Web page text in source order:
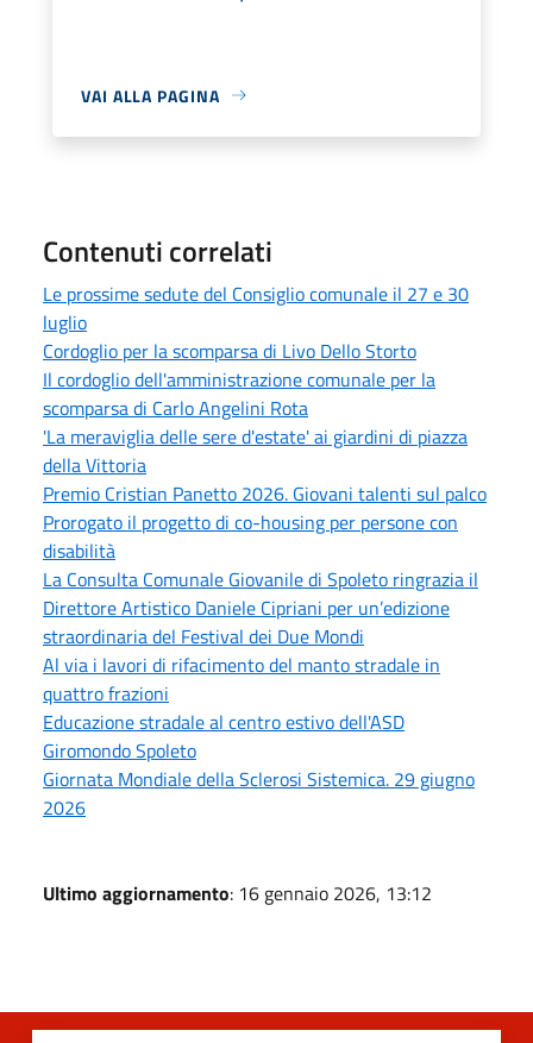
VAI ALLA PAGINA
Contenuti correlati
Le prossime sedute del Consiglio comunale il 27 e 30
luglio
Cordoglio per la scomparsa di Livo Dello Storto
Il cordoglio dell'amministrazione comunale per la
scomparsa di Carlo Angelini Rota
'La meraviglia delle sere d'estate' ai giardini di piazza
della Vittoria
Premio Cristian Panetto 2026. Giovani talenti sul palco
Prorogato il progetto di co-housing per persone con
disabilità
La Consulta Comunale Giovanile di Spoleto ringrazia il
Direttore Artistico Daniele Cipriani per un’edizione
straordinaria del Festival dei Due Mondi
Al via i lavori di rifacimento del manto stradale in
quattro frazioni
Educazione stradale al centro estivo dell'ASD
Giromondo Spoleto
Giornata Mondiale della Sclerosi Sistemica. 29 giugno
2026
Ultimo aggiornamento: 16 gennaio 2026, 13:12